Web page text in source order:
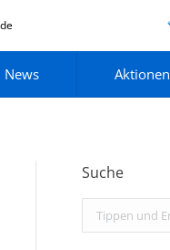
News Aktionen
Suche
Search: